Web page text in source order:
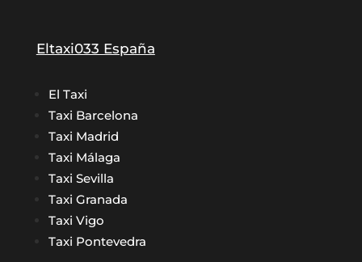
Eltaxi033 España
El Taxi
Taxi Barcelona
Taxi Madrid
Taxi Málaga
Taxi Sevilla
Taxi Granada
Taxi Vigo
Taxi Pontevedra